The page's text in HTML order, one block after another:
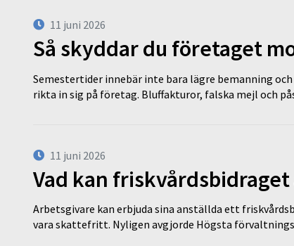
11 juni 2026
Så skyddar du företaget
Semestertider innebär inte bara lägre bemanning
rikta in sig på företag. Bluffakturor, falska mejl och
11 juni 2026
Vad kan
Arbetsgivare kan erbjuda sina anställda ett
vara skattefritt. Nyligen avgjorde Högsta